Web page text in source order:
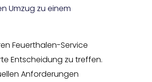
Umzug zu einem
Feuerthalen-Service
Entscheidung zu treffen.
Anforderungen